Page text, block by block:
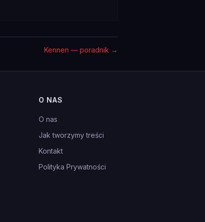
Kennen — poradnik →
O NAS
O nas
Jak tworzymy treści
Kontakt
Polityka Prywatności